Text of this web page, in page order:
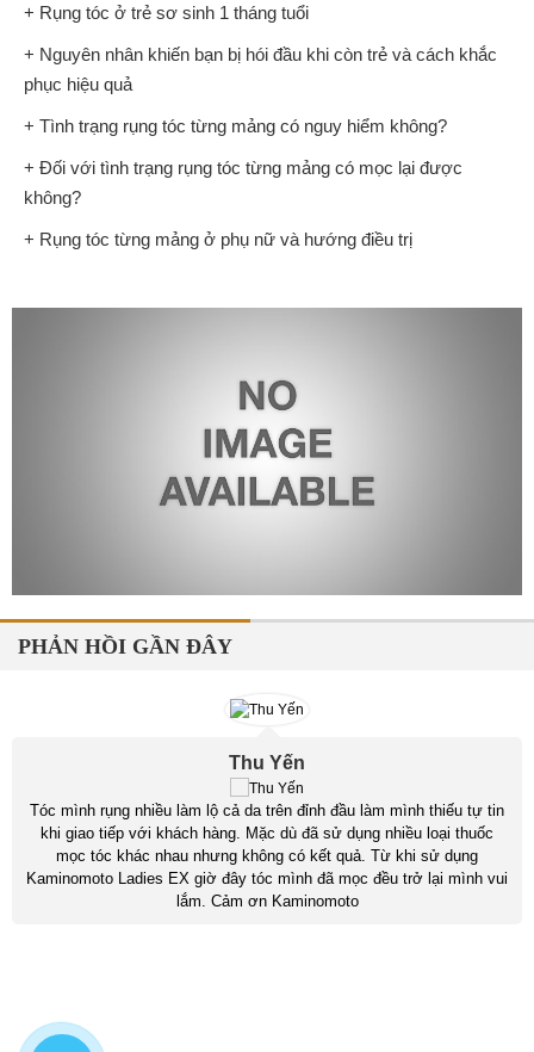
+ Rụng tóc ở trẻ sơ sinh 1 tháng tuổi
+ Nguyên nhân khiến bạn bị hói đầu khi còn trẻ và cách khắc
phục hiệu quả
+ Tình trạng rụng tóc từng mảng có nguy hiểm không?
+ Đối với tình trạng rụng tóc từng mảng có mọc lại được
không?
+ Rụng tóc từng mảng ở phụ nữ và hướng điều trị
PHẢN HỒI GẦN ĐÂY
Thu Yến
Tóc mình rụng nhiều làm lộ cả da trên đỉnh đầu làm mình thiếu tự tin
khi giao tiếp với khách hàng. Mặc dù đã sử dụng nhiều loại thuốc
mọc tóc khác nhau nhưng không có kết quả. Từ khi sử dụng
Kaminomoto Ladies EX giờ đây tóc mình đã mọc đều trở lại mình vui
lắm. Cảm ơn Kaminomoto